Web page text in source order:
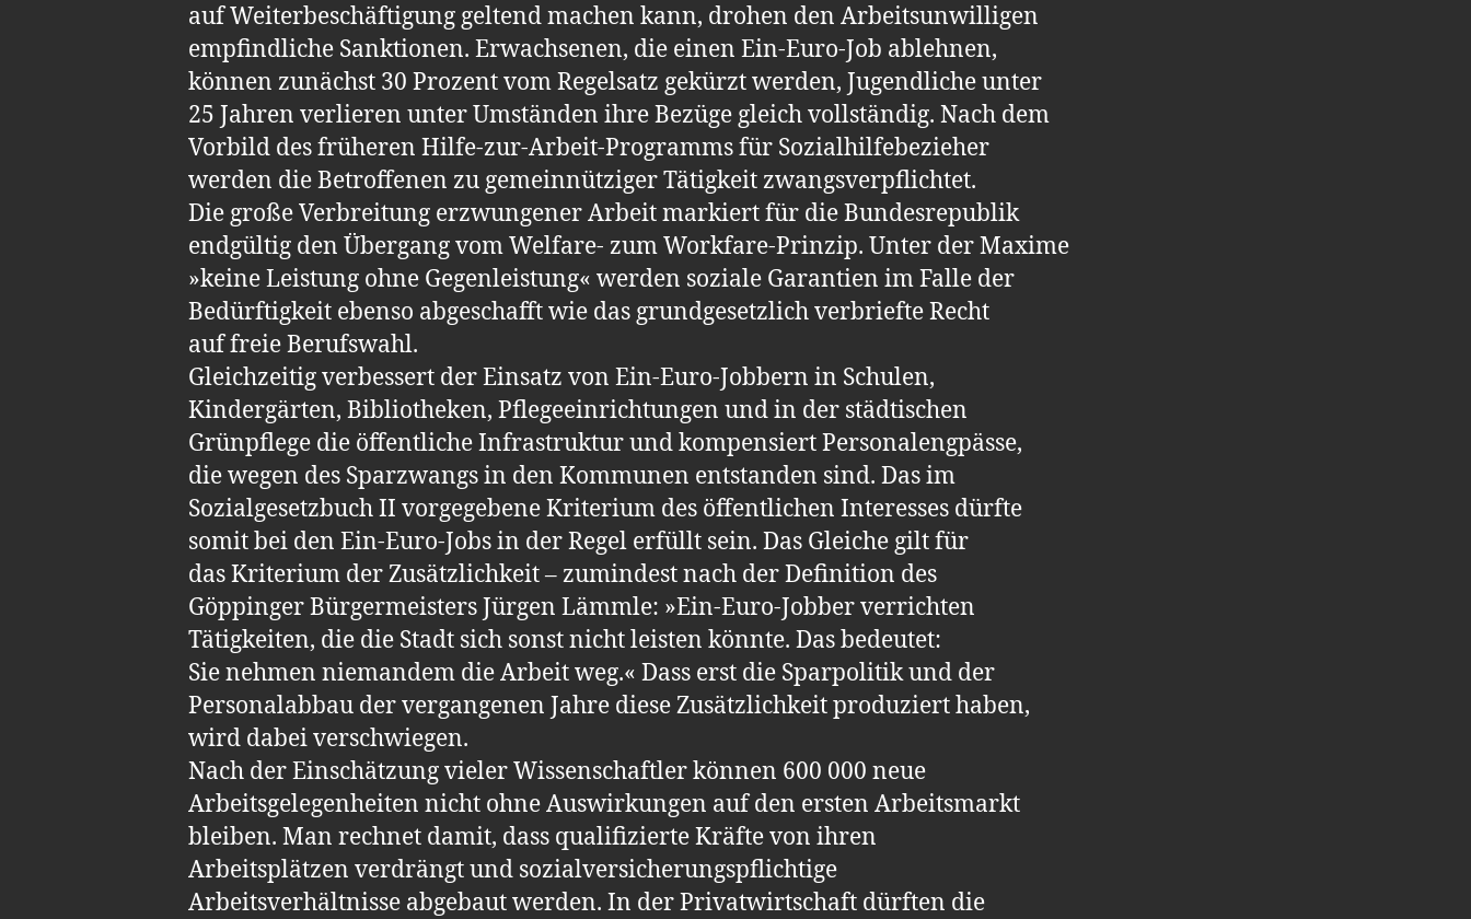
auf Weiterbeschäftigung geltend machen kann, drohen den Arbeitsunwilligen
empfindliche Sanktionen. Erwachsenen, die einen Ein-Euro-Job ablehnen,
können zunächst 30 Prozent vom Regelsatz gekürzt werden, Jugendliche unter
25 Jahren verlieren unter Umständen ihre Bezüge gleich vollständig. Nach dem
Vorbild des früheren Hilfe-zur-Arbeit-Programms für Sozialhilfebezieher
werden die Betroffenen zu gemeinnütziger Tätigkeit zwangs­verpflichtet.
Die große Verbreitung erzwungener Arbeit markiert für die Bundesrepublik
endgültig den Übergang vom Welfare- zum Workfare-Prinzip. Unter der Maxime
»keine Leistung ohne Gegenleistung« werden soziale Garantien im Falle der
Bedürftigkeit ebenso abgeschafft wie das grundgesetzlich verbrief­te Recht
auf freie Berufswahl.
Gleichzeitig verbessert der Einsatz von Ein-Euro-Jobbern in Schulen,
Kindergärten, Bibliotheken, Pflegeeinrichtungen und in der städtischen
Grünpflege die öffentliche Infrastruktur und kompensiert Personalengpässe,
die wegen des Spar­zwangs in den Kommunen entstanden sind. Das im
Sozialgesetzbuch II vorgegebene Kriterium des öffentlichen Interesses dürfte
somit bei den Ein-Euro-Jobs in der Regel erfüllt sein. Das Gleiche gilt für
das Kriterium der Zusätzlichkeit – zumindest nach der Definition des
Göppinger Bürgermeisters Jürgen Lämmle: »Ein-Euro-Jobber verrichten
Tätigkeiten, die die Stadt sich sonst nicht leisten könnte. Das bedeutet:
Sie nehmen niemandem die Arbeit weg.« Dass erst die Sparpolitik und der
Personalabbau der vergangenen Jahre diese Zusätzlichkeit produziert haben,
wird dabei verschwiegen.
Nach der Einschätzung vieler Wissenschaftler können 600 000 neue
Arbeitsgelegenheiten nicht ohne Auswirkungen auf den ersten Arbeitsmarkt
bleiben. Man rechnet damit, dass qualifizierte Kräfte von ihren
Arbeitsplätzen verdrängt und sozialversicherungspflichtige
Arbeitsverhältnisse abgebaut werden. In der Privatwirtschaft dürften die